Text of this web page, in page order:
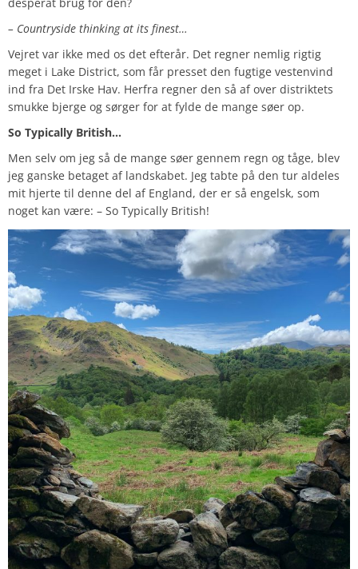
desperat brug for den?
– Countryside thinking at its finest…
Vejret var ikke med os det efterår. Det regner nemlig rigtig
meget i Lake District, som får presset den fugtige vestenvind
ind fra Det Irske Hav. Herfra regner den så af over distriktets
smukke bjerge og sørger for at fylde de mange søer op.
So Typically British…
Men selv om jeg så de mange søer gennem regn og tåge, blev
jeg ganske betaget af landskabet. Jeg tabte på den tur aldeles
mit hjerte til denne del af England, der er så engelsk, som
noget kan være: – So Typically British!